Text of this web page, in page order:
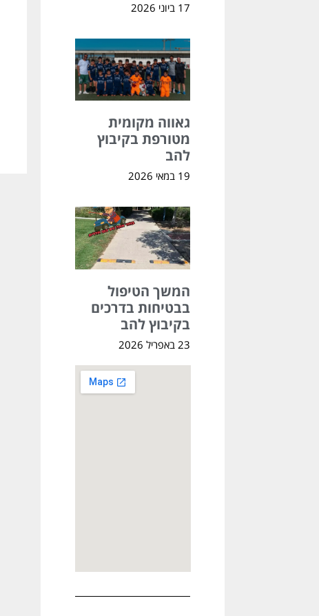
17 ביוני 2026
גאווה מקומית
מטורפת בקיבוץ
להב
19 במאי 2026
המשך הטיפול
בבטיחות בדרכים
בקיבוץ להב
23 באפריל 2026